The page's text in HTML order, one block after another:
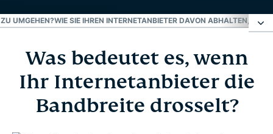
UMGEHEN?WIE SIE IHREN INTERNETANBIETER DAVON ABHALTEN,
Was bedeutet es, wenn Ihr Internetanbieter die
Bandbreite drosselt?
Warum drosseln Internetanbieter Ihre Verbindung?
Was bedeutet es, wenn
Ihr Internetanbieter die
Bandbreite drosselt?